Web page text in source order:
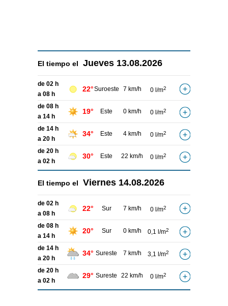
El tiempo el Jueves 13.08.2026
de 02 h
a 08 h
22°Suroeste 7 km/h 0 l/m2
de 08 h
a 14 h
19° Este 0 km/h 0 l/m2
de 14 h
a 20 h
34° Este 4 km/h 0 l/m2
de 20 h
a 02 h
30° Este 22 km/h 0 l/m2
El tiempo el Viernes 14.08.2026
de 02 h
a 08 h
22° Sur 7 km/h 0 l/m2
de 08 h
a 14 h
20° Sur 0 km/h 0,1 l/m2
de 14 h
a 20 h
34° Sureste 7 km/h 3,1 l/m2
de 20 h
a 02 h
29° Sureste 22 km/h 0 l/m2